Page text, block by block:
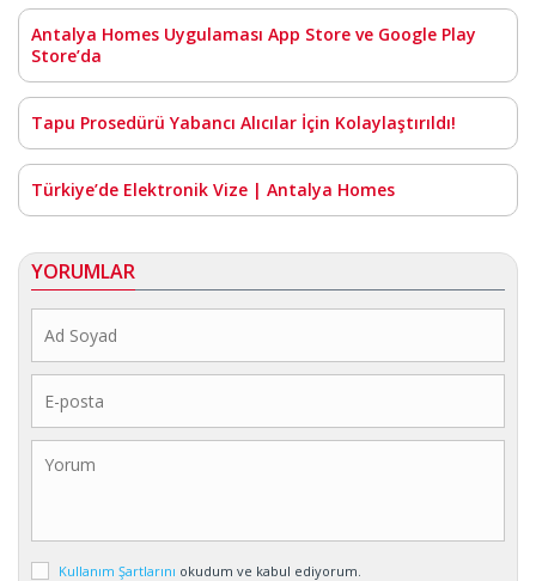
Antalya Homes Uygulaması App Store ve Google Play
Store’da
Tapu Prosedürü Yabancı Alıcılar İçin Kolaylaştırıldı!
Türkiye’de Elektronik Vize | Antalya Homes
YORUMLAR
Kullanım Şartlarını okudum ve kabul ediyorum.